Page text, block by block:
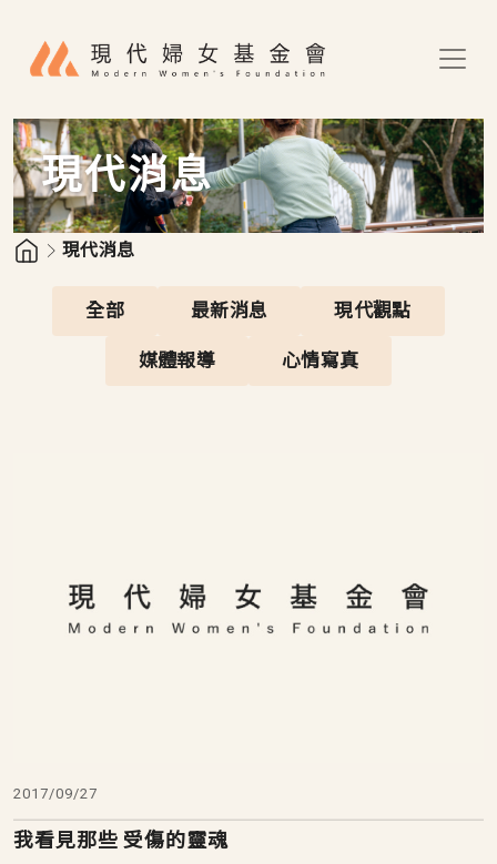
現代消息
現代消息
全部 最新消息 現代觀點
媒體報導 心情寫真
2017/09/27
我看見那些 受傷的靈魂